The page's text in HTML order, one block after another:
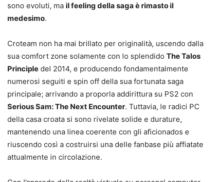
sono evoluti, ma il feeling della saga è rimasto il
medesimo.
Croteam non ha mai brillato per originalità, uscendo dalla
sua comfort zone solamente con lo splendido The Talos
Principle del 2014, e producendo fondamentalmente
numerosi seguiti e spin off della sua fortunata saga
principale; arrivando a proporla addirittura su PS2 con
Serious Sam: The Next Encounter. Tuttavia, le radici PC
della casa croata si sono rivelate solide e durature,
mantenendo una linea coerente con gli aficionados e
riuscendo così a costruirsi una delle fanbase più affiatate
attualmente in circolazione.